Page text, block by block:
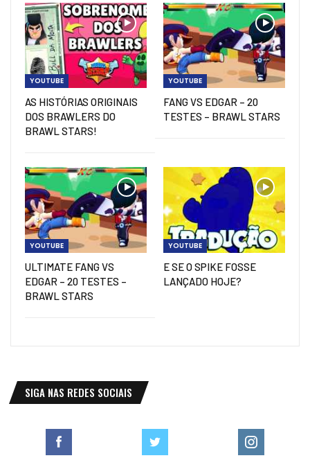
YOUTUBE
AS HISTÓRIAS ORIGINAIS
DOS BRAWLERS DO
BRAWL STARS!
YOUTUBE
FANG VS EDGAR – 20
TESTES – BRAWL STARS
YOUTUBE
ULTIMATE FANG VS
EDGAR – 20 TESTES –
BRAWL STARS
YOUTUBE
E SE O SPIKE FOSSE
LANÇADO HOJE?
SIGA NAS REDES SOCIAIS